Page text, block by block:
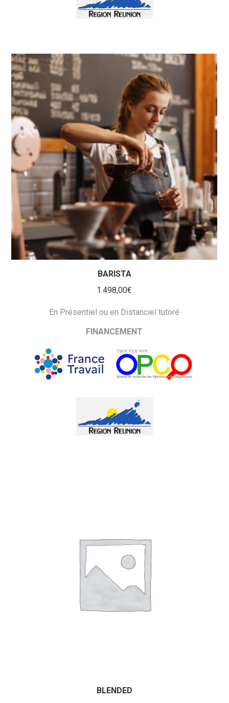
BARISTA
1.498,00€
En Présentiel ou en Distanciel tutoré
FINANCEMENT
BLENDED